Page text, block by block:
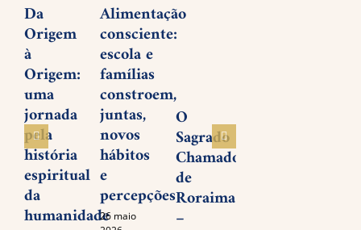
Da
Origem
à
Origem:
uma
jornada
pela
história
espiritual
da
humanidade
Alimentação
consciente:
escola e
famílias
constroem,
juntas,
novos
hábitos
e
percepções
26 maio
O
Sagrado
Chamado
de
Roraima
–